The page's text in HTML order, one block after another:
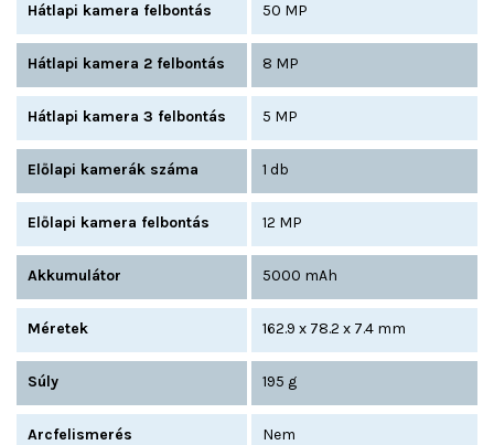
Hátlapi kamera felbontás 50 MP
Hátlapi kamera 2 felbontás 8 MP
Hátlapi kamera 3 felbontás 5 MP
Előlapi kamerák száma 1 db
Előlapi kamera felbontás 12 MP
Akkumulátor 5000 mAh
Méretek 162.9 x 78.2 x 7.4 mm
Súly 195 g
Arcfelismerés Nem